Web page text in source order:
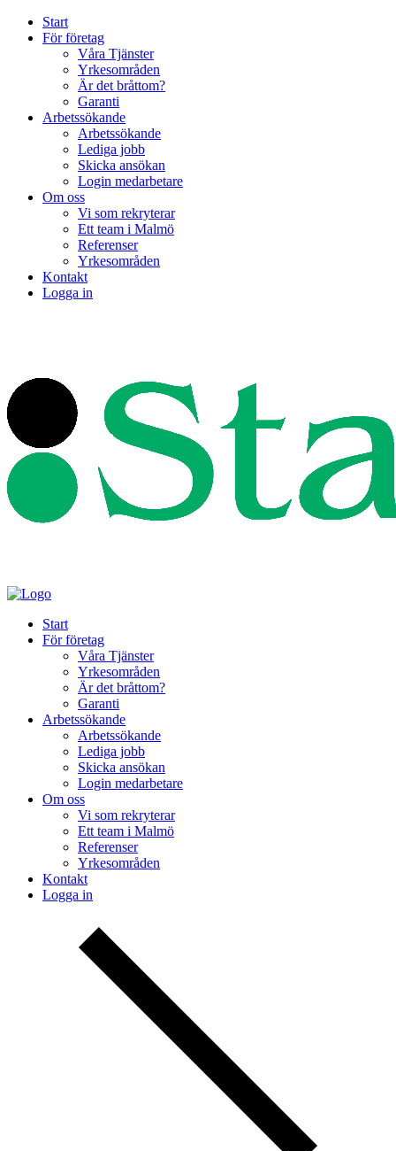
Start
För företag
Våra Tjänster
Yrkesområden
Är det bråttom?
Garanti
Arbetssökande
Arbetssökande
Lediga jobb
Skicka ansökan
Login medarbetare
Om oss
Vi som rekryterar
Ett team i Malmö
Referenser
Yrkesområden
Kontakt
Logga in
Start
För företag
Våra Tjänster
Yrkesområden
Är det bråttom?
Garanti
Arbetssökande
Arbetssökande
Lediga jobb
Skicka ansökan
Login medarbetare
Om oss
Vi som rekryterar
Ett team i Malmö
Referenser
Yrkesområden
Kontakt
Logga in